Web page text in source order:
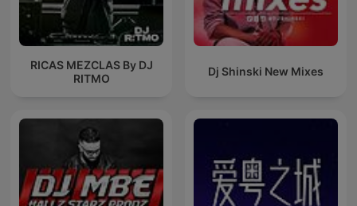
RICAS MEZCLAS By DJ
RITMO
Dj Shinski New Mixes